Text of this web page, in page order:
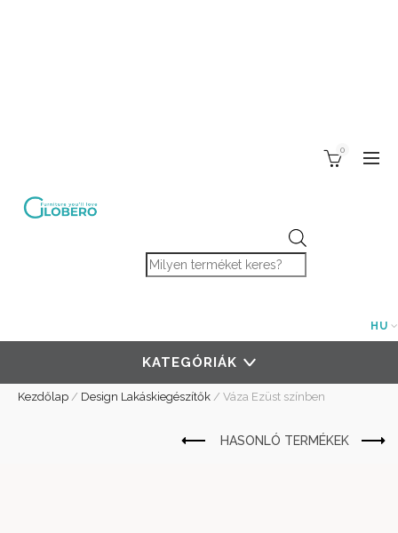
Products search
0
HU
KATEGÓRIÁK
Kezdőlap / Design Lakáskiegészítők / Váza Ezüst színben